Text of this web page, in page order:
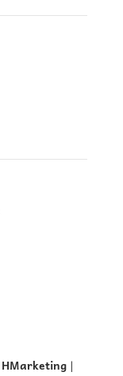
HMarketing |